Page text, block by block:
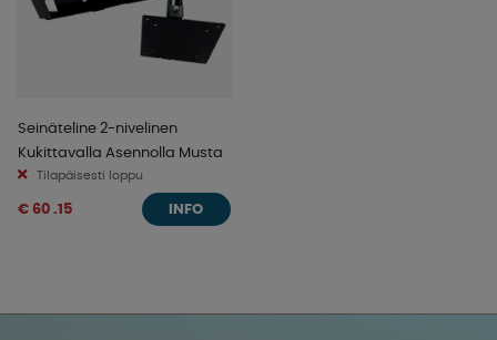
Seinäteline 2-nivelinen
Kukittavalla Asennolla Musta
Tilapäisesti loppu
€ 60 .15 INFO